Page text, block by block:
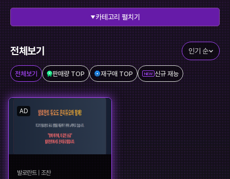
에이펙스레전드
이터널리턴 스타크래프트
메이플스토리 FC온라인
롤토체스 오버워치
히어로즈오브스톰 배틀그라운드
서든어택 하스스톤
던전앤파이터 모바일게임
기타
펼치기
전체보기
전체보기 판매량 TOP 재구매 TOP NEW 신규 재능
인기 순
AD
발로란트| 조찬